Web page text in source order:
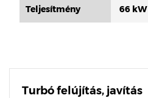
Teljesítmény 66 kW
Turbó felújítás, javítás